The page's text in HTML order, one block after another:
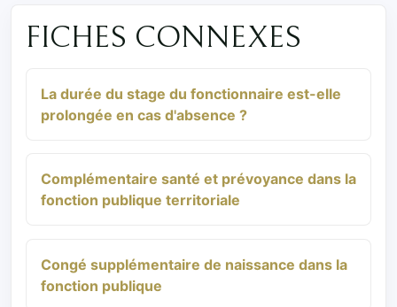
FICHES CONNEXES
La durée du stage du fonctionnaire est-elle
prolongée en cas d'absence ?
Complémentaire santé et prévoyance dans la
fonction publique territoriale
Congé supplémentaire de naissance dans la
fonction publique